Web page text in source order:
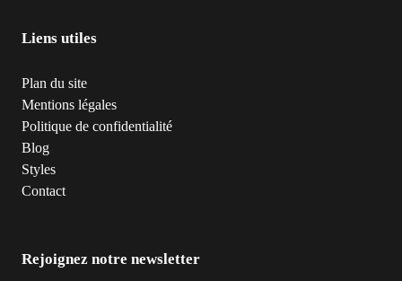
Liens utiles
Plan du site
Mentions légales
Politique de confidentialité
Blog
Styles
Contact
Rejoignez notre newsletter